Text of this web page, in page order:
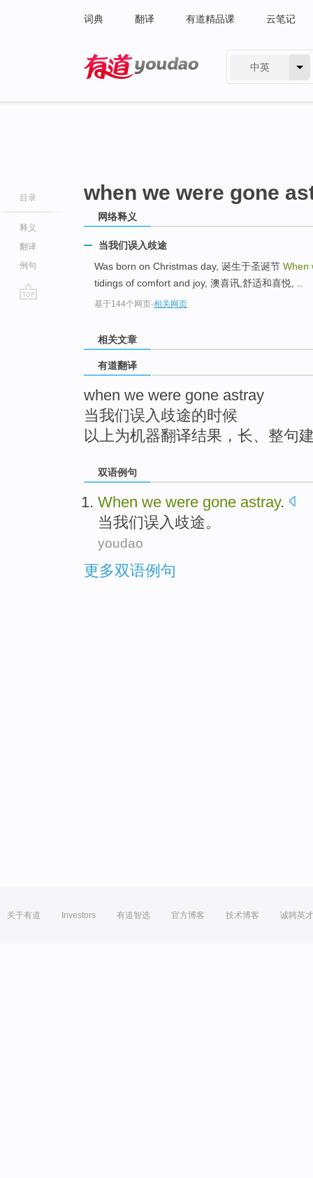
词典 翻译 有道精品课 云笔记
中英
目录
释义
翻译
例句
when we were gone
网络释义
当我们误入歧途
Was born on Christmas day, 诞生于圣诞节 When
tidings of comfort and joy, 澳喜讯,舒适和喜悦, ..
基于144个网页-相关网页
相关文章
有道翻译
when we were gone astray
当我们误入歧途的时候
以上为机器翻译结果，长、整句
双语例句
When we were gone astray.
当我们误入歧途。
youdao
更多双语例句
关于有道 Investors 有道智选 官方博客 技术博客 诚聘英才